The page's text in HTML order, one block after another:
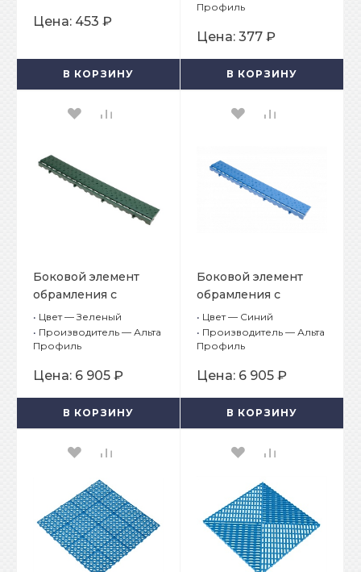
Цена: 453 ₽
В КОРЗИНУ
Профиль
Цена: 377 ₽
В КОРЗИНУ
Боковой элемент
обрамления с
замками, цвет
Зеленый
• Цвет — Зеленый
• Производитель — Альта
Профиль
Цена: 6 905 ₽
В КОРЗИНУ
Боковой элемент
обрамления с
замками, цвет Синий
• Цвет — Синий
• Производитель — Альта
Профиль
Цена: 6 905 ₽
В КОРЗИНУ